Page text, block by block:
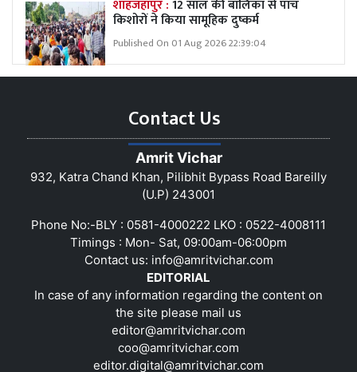
शाहजहांपुर :12 साल की बालिका से पांच
किशोरों ने किया सामूहिक दुष्कर्म
Published On 01 Aug 2026 22:39:04
Contact Us
Amrit Vichar
932, Katra Chand Khan, Pilibhit Bypass Road Bareilly
(U.P) 243001
Phone No:-BLY : 0581-4000222 LKO : 0522-4008111
Timings : Mon- Sat, 09:00am-06:00pm
Contact us: info@amritvichar.com
EDITORIAL
In case of any information regarding the content on
the site please mail us
editor@amritvichar.com
coo@amritvichar.com
editor.digital@amritvichar.com